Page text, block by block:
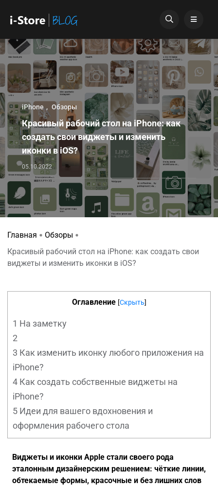
iPhone Обзоры
Красивый рабочий стол на iPhone: как
создать свои виджеты и изменить
иконки в iOS?
05.10.2022
Главная
Обзоры
Красивый рабочий стол на iPhone: как создать свои
виджеты и изменить иконки в iOS?
Оглавление [Скрыть]
1 На заметку
2
3 Как изменить иконку любого приложения на
iPhone?
4 Как создать собственные виджеты на
iPhone?
5 Идеи для вашего вдохновения и
оформления рабочего стола
Виджеты и иконки Apple стали своего рода
эталонным дизайнерским решением: чёткие линии,
обтекаемые формы, красочные и без лишних слов